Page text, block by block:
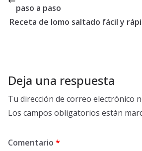
paso a paso
Receta de lomo saltado fácil y
Deja una respuesta
Tu dirección de correo electrónico
Los campos obligatorios están
Comentario *